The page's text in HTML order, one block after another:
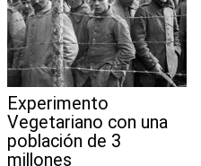
Experimento
Vegetariano con una
población de 3
millones